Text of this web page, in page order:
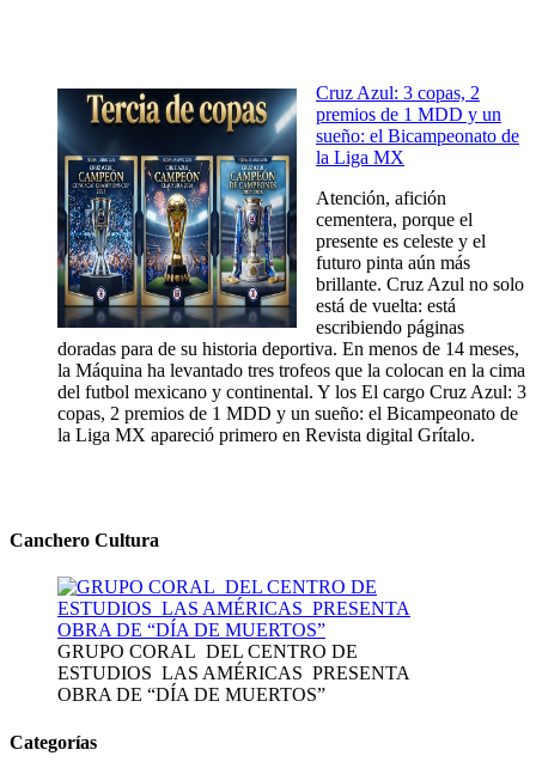
Cruz Azul: 3 copas, 2
premios de 1 MDD y un
sueño: el Bicampeonato de
la Liga MX
Atención, afición
cementera, porque el
presente es celeste y el
futuro pinta aún más
brillante. Cruz Azul no solo
está de vuelta: está
escribiendo páginas
doradas para de su historia deportiva. En menos de 14 meses,
la Máquina ha levantado tres trofeos que la colocan en la cima
del futbol mexicano y continental. Y los El cargo Cruz Azul: 3
copas, 2 premios de 1 MDD y un sueño: el Bicampeonato de
la Liga MX apareció primero en Revista digital Grítalo.
Canchero Cultura
GRUPO CORAL DEL CENTRO DE
ESTUDIOS LAS AMÉRICAS PRESENTA
OBRA DE “DÍA DE MUERTOS”
Categorías